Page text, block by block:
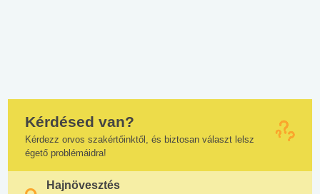
Kérdésed van?
Kérdezz orvos szakértőinktől, és biztosan választ lelsz
égető problémáidra!
Hajnövesztés